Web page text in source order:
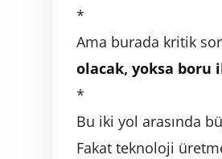
*
Ama burada kritik
olacak, yoksa
*
Bu iki yol arasında
Fakat teknoloji